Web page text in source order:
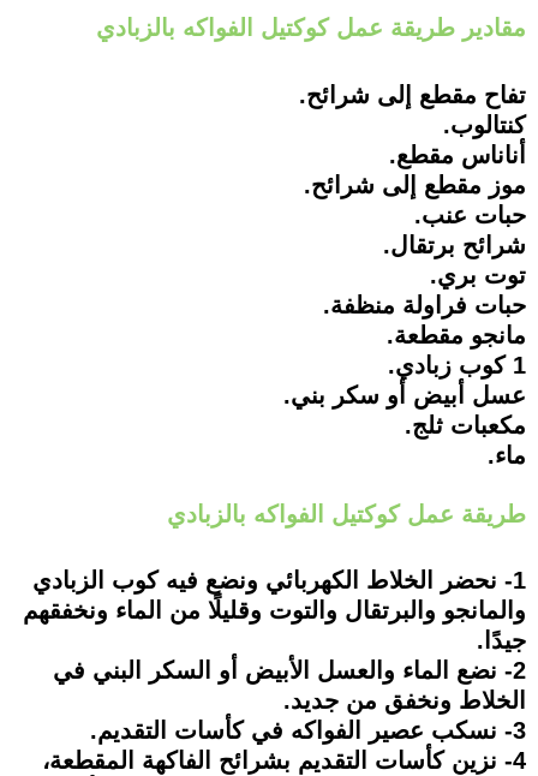
مقادير طريقة عمل كوكتيل الفواكه بالزبادي
تفاح مقطع إلى شرائح.
كنتالوب.
أناناس مقطع.
موز مقطع إلى شرائح.
حبات عنب.
شرائح برتقال.
توت بري.
حبات فراولة منظفة.
مانجو مقطعة.
1 كوب زبادي.
عسل أبيض أو سكر بني.
مكعبات ثلج.
ماء.
طريقة عمل كوكتيل الفواكه بالزبادي
1- نحضر الخلاط الكهربائي ونضع فيه كوب الزبادي
والمانجو والبرتقال والتوت وقليلًا من الماء ونخفقهم
جيدًا.
2- نضع الماء والعسل الأبيض أو السكر البني في
الخلاط ونخفق من جديد.
3- نسكب عصير الفواكه في كأسات التقديم.
4- نزين كأسات التقديم بشرائح الفاكهة المقطعة،